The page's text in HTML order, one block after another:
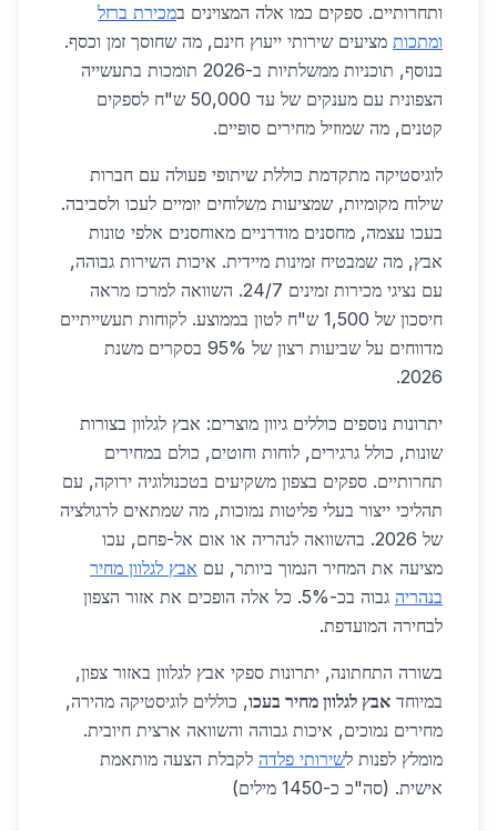
ותחרותיים. ספקים כמו אלה המצוינים במכירת ברזל
ומתכות מציעים שירותי ייעוץ חינם, מה שחוסך זמן וכסף.
בנוסף, תוכניות ממשלתיות ב-2026 תומכות בתעשייה
הצפונית עם מענקים של עד 50,000 ש"ח לספקים
קטנים, מה שמוזיל מחירים סופיים.
לוגיסטיקה מתקדמת כוללת שיתופי פעולה עם חברות
שילוח מקומיות, שמציעות משלוחים יומיים לעכו ולסביבה.
בעכו עצמה, מחסנים מודרניים מאוחסנים אלפי טונות
אבץ, מה שמבטיח זמינות מיידית. איכות השירות גבוהה,
עם נציגי מכירות זמינים 24/7. השוואה למרכז מראה
חיסכון של 1,500 ש"ח לטון בממוצע. לקוחות תעשייתיים
מדווחים על שביעות רצון של 95% בסקרים משנת
2026.
יתרונות נוספים כוללים גיוון מוצרים: אבץ לגלוון בצורות
שונות, כולל גרגירים, לוחות וחוטים, כולם במחירים
תחרותיים. ספקים בצפון משקיעים בטכנולוגיה ירוקה, עם
תהליכי ייצור בעלי פליטות נמוכות, מה שמתאים לרגולציה
של 2026. בהשוואה לנהריה או אום אל-פחם, עכו
מציעה את המחיר הנמוך ביותר, עם אבץ לגלוון מחיר
בנהריה
גבוה בכ-5%. כל אלה הופכים את אזור הצפון
לבחירה המועדפת.
בשורה התחתונה, יתרונות ספקי אבץ לגלוון באזור צפון,
במיוחד אבץ לגלוון מחיר בעכו, כוללים לוגיסטיקה מהירה,
מחירים נמוכים, איכות גבוהה והשוואה ארצית חיובית.
מומלץ לפנות לשירותי פלדה לקבלת הצעה מותאמת
אישית. (סה"כ כ-1450 מילים)